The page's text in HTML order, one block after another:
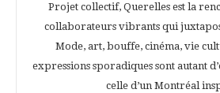
Projet collectif, Querelles est la
collaborateurs vibrants qui
Mode, art, bouffe, cinéma, vie
expressions sporadiques sont autant
celle d’un Montréal